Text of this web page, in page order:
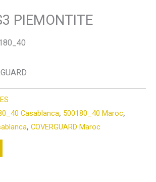
PIEMONTITE
Casablanca, 500180_40 Maroc,
, COVERGUARD Maroc